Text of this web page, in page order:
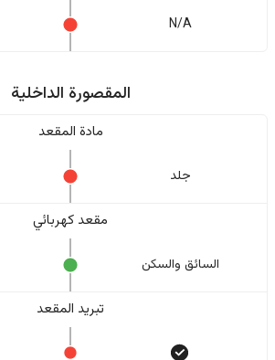
N/A
المقصورة الداخلية
مادة المقعد
جلد
مقعد كهربائي
السائق والسکن
تبريد المقعد